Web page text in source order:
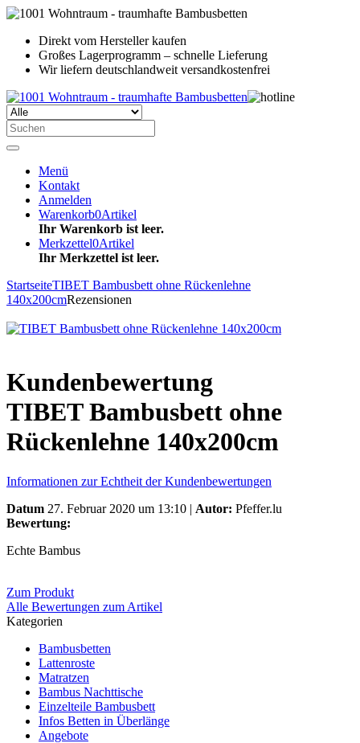
Direkt vom Hersteller kaufen
Großes Lagerprogramm – schnelle Lieferung
Wir liefern deutschlandweit versandkostenfrei
Menü
Kontakt
Anmelden
Warenkorb0Artikel
Ihr Warenkorb ist leer.
Merkzettel0Artikel
Ihr Merkzettel ist leer.
StartseiteTIBET Bambusbett ohne Rückenlehne
140x200cmRezensionen
Kundenbewertung
TIBET Bambusbett ohne
Rückenlehne 140x200cm
Informationen zur Echtheit der Kundenbewertungen
Datum 27. Februar 2020 um 13:10 | Autor: Pfeffer.lu
Bewertung:
Echte Bambus
Zum Produkt
Alle Bewertungen zum Artikel
Kategorien
Bambusbetten
Lattenroste
Matratzen
Bambus Nachttische
Einzelteile Bambusbett
Infos Betten in Überlänge
Angebote